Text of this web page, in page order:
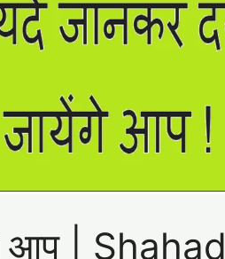
आप | Shahad